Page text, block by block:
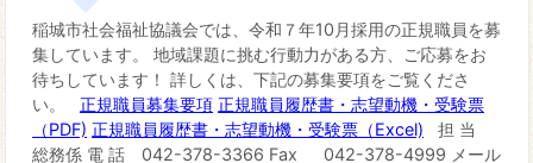
稲城市社会福祉協議会では、令和７年10月採用の正規職員を募
集しています。 地域課題に挑む行動力がある方、ご応募をお
待ちしています！ 詳しくは、下記の募集要項をご覧くださ
い。正規職員募集要項 正規職員履歴書・志望動機・受験票
（PDF) 正規職員履歴書・志望動機・受験票（Excel) 担 当
総務係 電 話 042-378-3366 Fax 042-378-4999 メール